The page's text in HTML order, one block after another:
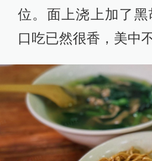
位。面上浇上加了
口吃已然很香，美中